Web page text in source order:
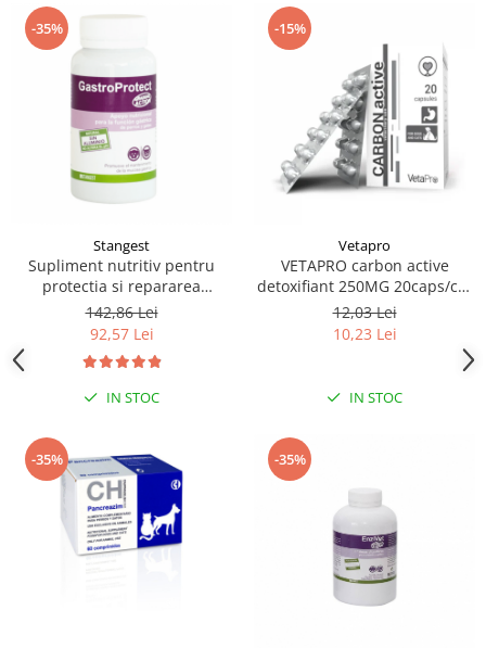
-35%
Stangest
Supliment nutritiv pentru
protectia si repararea
mucoasei gastrice la caini si
pisici, GASTROPROTECT
Stangest, 30 tablete
142,86 Lei
92,57 Lei
IN STOC
-15%
Vetapro
VETAPRO carbon active
detoxifiant 250MG 20caps/cut
suport gastrointestinal caini si
pisici
12,03 Lei
10,23 Lei
IN STOC
-35% -35%